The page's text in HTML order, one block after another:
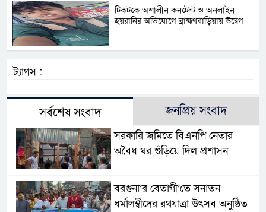
টিকটকে অশালীন কনটেন্ট ও অনলাইন
হয়রানির অভিযোগে ব্রাহ্মণবাড়িয়ায় উদ্বেগ
ট্যাগস :
সর্বশেষ সংবাদ জনপ্রিয় সংবাদ
সরকারি জমিতে বিএনপি নেতার
অবৈধ ঘর গুঁড়িয়ে দিল প্রশাসন
বরগুনা’র বেতাগী’তে সনাতন
ধর্মালম্বীদের রথযাত্রা উৎসব অনুষ্ঠিত